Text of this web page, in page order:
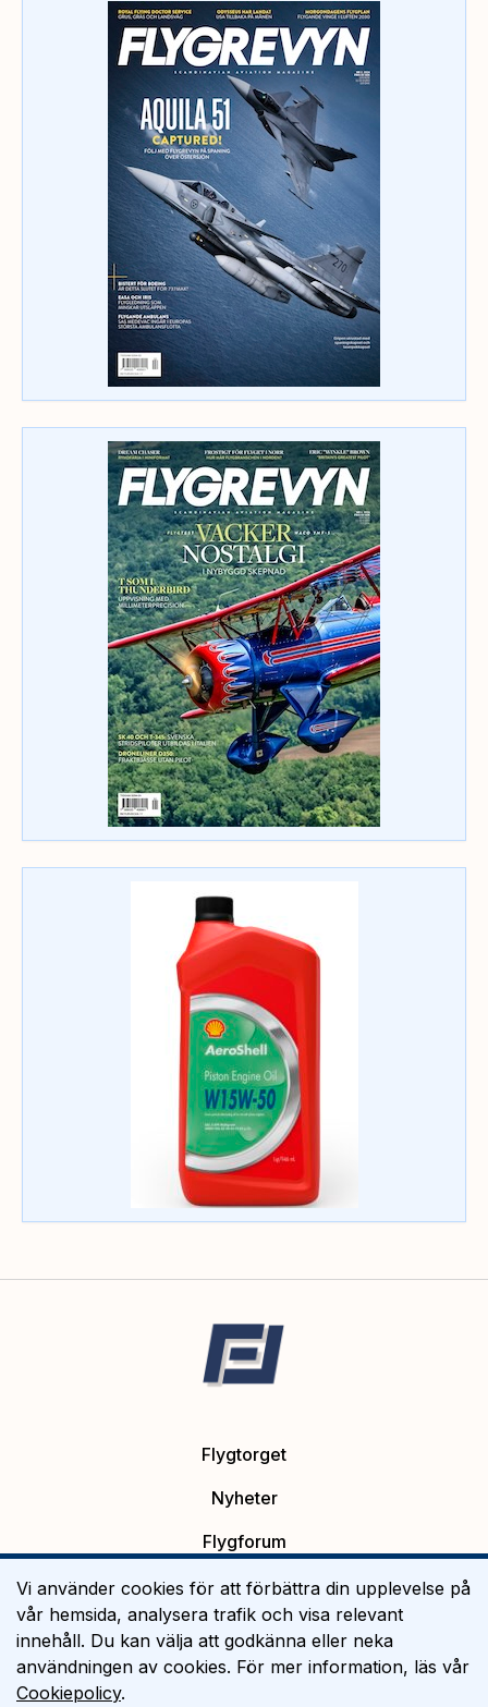
Flygtorget
Nyheter
Flygforum
Platsannonser
Flygutbildning
Om Flygtorget
Vi använder cookies för att förbättra din upplevelse på
vår hemsida, analysera trafik och visa relevant
innehåll. Du kan välja att godkänna eller neka
användningen av cookies. För mer information, läs vår
Cookiepolicy.